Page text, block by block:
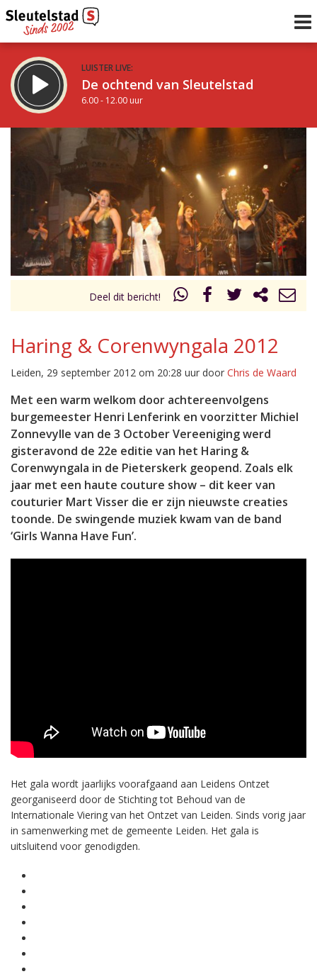
LUISTER LIVE:
De ochtend van Sleutelstad
6.00 - 12.00 uur
STRAKS:
De middag van Sleutelstad
12.00 - 18.00 uur
uur 1 van 0 Volgend uur
Inklappen
Deel dit bericht!
Haring & Corenwyngala 2012
Leiden, 29 september 2012 om 20:28 uur door Chris de Waard
Met een warm welkom door achtereenvolgens
burgemeester Henri Lenferink en voorzitter Michiel
Zonnevylle van de 3 October Vereeniging werd
gisteravond de 22e editie van het Haring &
Corenwyngala in de Pieterskerk geopend. Zoals elk
jaar met een haute couture show – dit keer van
couturier Mart Visser die er zijn nieuwste creaties
toonde. De swingende muziek kwam van de band
‘Girls Wanna Have Fun’.
Het gala wordt jaarlijks voorafgaand aan Leidens Ontzet
georganiseerd door de Stichting tot Behoud van de
Internationale Viering van het Ontzet van Leiden. Sinds vorig jaar
in samenwerking met de gemeente Leiden. Het gala is
uitsluitend voor genodigden.